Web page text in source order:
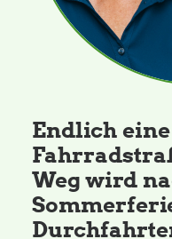
Endlich
Weg wird